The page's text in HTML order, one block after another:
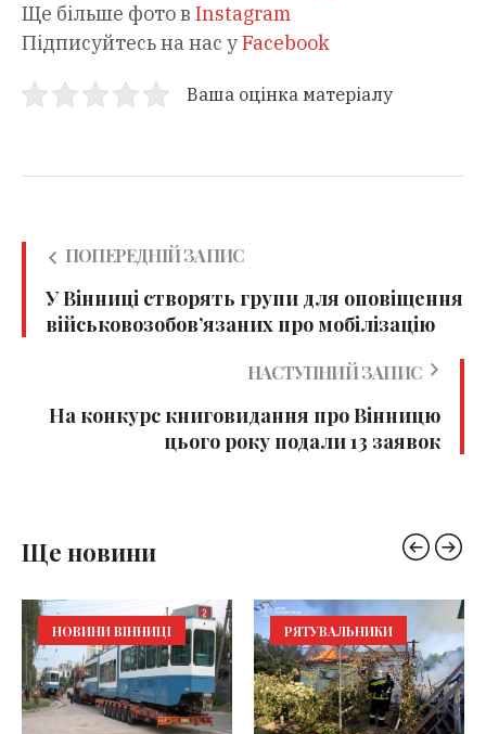
Ще більше фото в Instagram
Підписуйтесь на нас уFacebook
Ваша оцінка матеріалу
ПОПЕРЕДНІЙ ЗАПИС
У Вінниці створять групи для оповіщення
військовозобов’язаних про мобілізацію
НАСТУПНИЙ ЗАПИС
На конкурс книговидання про Вінницю
цього року подали 13 заявок
Ще новини
НОВИНИ ВІННИЦІ РЯТУВАЛЬНИКИ